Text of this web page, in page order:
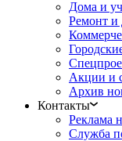
Дома и
Ремонт и
Акции и
Архив
Контакты
Реклама
Служба